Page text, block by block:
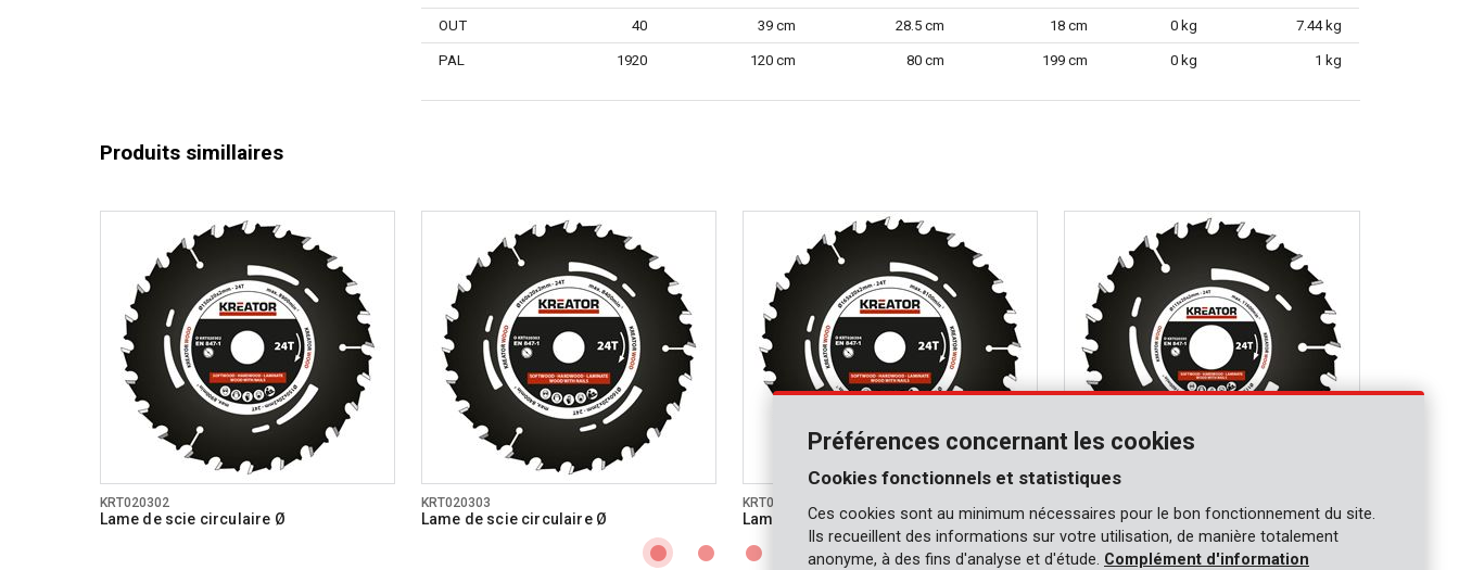
OUT 40 39 cm 28.5 cm 18 cm 0 kg 7.44 kg
PAL 1920 120 cm 80 cm 199 cm 0 kg 1 kg
Produits simillaires
KRT020302
Lame de scie circulaire Ø
KRT020303
Lame de scie circulaire Ø
KRT020304
Lame de scie circulaire Ø
165x20x2,0mm 24T
Lame de scie circulaire Ø
115x20x2,0mm 24T
Préférences concernant les cookies
Cookies fonctionnels et statistiques
Ces cookies sont au minimum nécessaires pour le bon fonctionnement du site.
Ils recueillent des informations sur votre utilisation, de manière totalement
anonyme, à des fins d'analyse et d'étude. Complément d'information